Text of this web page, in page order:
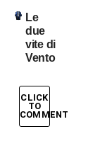
Le
due
vite di
Ventola
CLICK
TO
COMMENT